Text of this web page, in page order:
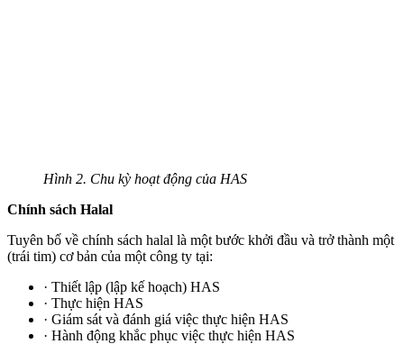
Hình 2. Chu kỳ hoạt động của HAS
Chính sách Halal
Tuyên bố về chính sách halal là một bước khởi đầu và trở thành một
(trái tim) cơ bản của một công ty tại:
· Thiết lập (lập kế hoạch) HAS
· Thực hiện HAS
· Giám sát và đánh giá việc thực hiện HAS
· Hành động khắc phục việc thực hiện HAS